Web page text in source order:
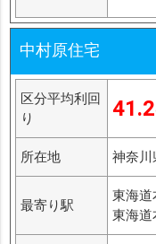
中村原住宅
区分平均利回
り
所在地 神奈川
最寄り駅
東海道
東海道